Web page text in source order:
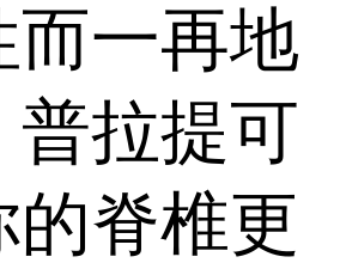
而一再地
普拉提可
的脊椎更